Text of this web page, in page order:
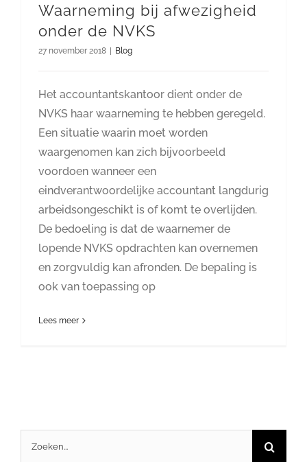
Waarneming bij afwezigheid
onder de NVKS
27 november 2018 | Blog
Het accountantskantoor dient onder de
NVKS haar waarneming te hebben geregeld.
Een situatie waarin moet worden
waargenomen kan zich bijvoorbeeld
voordoen wanneer een
eindverantwoordelijke accountant langdurig
arbeidsongeschikt is of komt te overlijden.
De bedoeling is dat de waarnemer de
lopende NVKS opdrachten kan overnemen
en zorgvuldig kan afronden. De bepaling is
ook van toepassing op
Lees meer